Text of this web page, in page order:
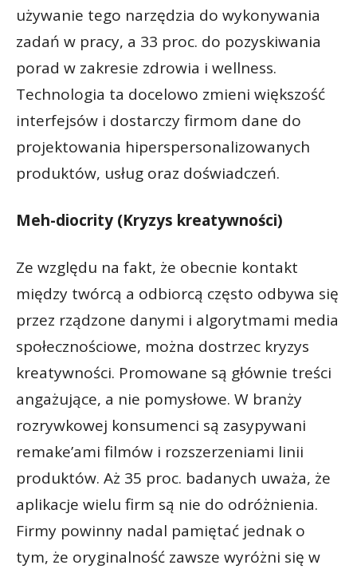
używanie tego narzędzia do wykonywania
zadań w pracy, a 33 proc. do pozyskiwania
porad w zakresie zdrowia i wellness.
Technologia ta docelowo zmieni większość
interfejsów i dostarczy firmom dane do
projektowania hiperspersonalizowanych
produktów, usług oraz doświadczeń.
Meh-diocrity (Kryzys kreatywności)
Ze względu na fakt, że obecnie kontakt
między twórcą a odbiorcą często odbywa się
przez rządzone danymi i algorytmami media
społecznościowe, można dostrzec kryzys
kreatywności. Promowane są głównie treści
angażujące, a nie pomysłowe. W branży
rozrywkowej konsumenci są zasypywani
remake’ami filmów i rozszerzeniami linii
produktów. Aż 35 proc. badanych uważa, że
aplikacje wielu firm są nie do odróżnienia.
Firmy powinny nadal pamiętać jednak o
tym, że oryginalność zawsze wyróżni się w